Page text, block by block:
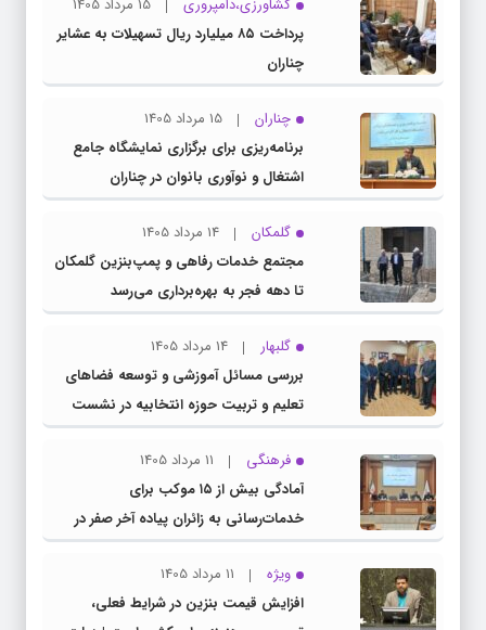
کشاورزی،دامپروری
15 مرداد 1405
پرداخت ۸۵ میلیارد ریال تسهیلات به عشایر
چناران
چناران
15 مرداد 1405
برنامه‌ریزی برای برگزاری نمایشگاه جامع
اشتغال و نوآوری بانوان در چناران
گلمکان
14 مرداد 1405
مجتمع خدمات رفاهی و پمپ‌بنزین گلمکان
تا دهه فجر به بهره‌برداری می‌رسد
گلبهار
14 مرداد 1405
بررسی مسائل آموزشی و توسعه فضاهای
تعلیم و تربیت حوزه انتخابیه در نشست
مشترک عضو کمیسیون آموزش مجلس با
مدیرکل آموزش و پرورش خراسان رضوی
فرهنگی
11 مرداد 1405
آمادگی بیش از ۱۵ موکب برای
خدمات‌رسانی به زائران پیاده آخر صفر در
شهرستان چناران
ویژه
11 مرداد 1405
افزایش قیمت بنزین در شرایط فعلی،